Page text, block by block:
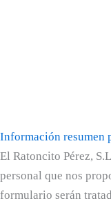
Información resumen
El Ratoncito Pérez,
personal que nos
formulario serán